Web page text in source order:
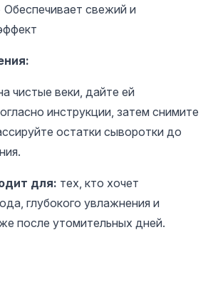
Обеспечивает свежий и
чистые веки, дайте ей
инструкции, затем снимите
остатки сыворотки до
для: тех, кто хочет
глубокого увлажнения и
после утомительных дней.